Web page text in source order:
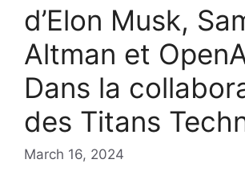
d’Elon Musk,
Altman et
Dans la
des Titans
March 16, 2024